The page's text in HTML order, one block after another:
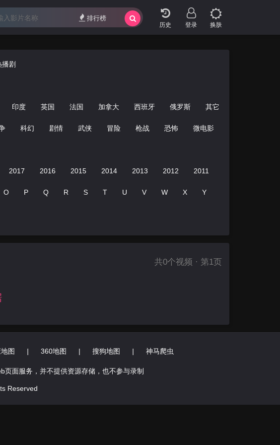
排行榜
登录 换肤
排行榜
播剧
印度 英国 法国 加拿大 西班牙 俄罗斯 其它
科幻 剧情 武侠 冒险 枪战 恐怖 微电影
2017 2016 2015 2014 2013 2012 2011
O P Q R S T U V W X Y
共0个视频 · 第1页
图 | 360地图 | 搜狗地图 | 神马爬虫
面服务，并不提供资源存储，也不参与录制
Reserved